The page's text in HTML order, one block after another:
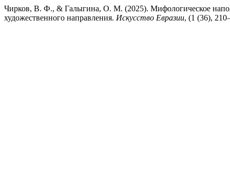
Чирков, В. Ф., & Галыгина, О. М. (2025). Мифологическое
художественного направления. Искусство Евразии, (1 (36),